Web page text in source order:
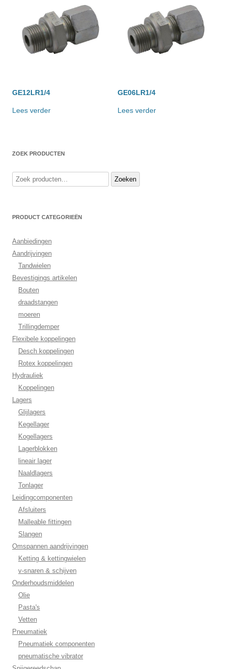
GE12LR1/4
Lees verder
GE06LR1/4
Lees verder
ZOEK PRODUCTEN
Zoeken
naar:
Zoeken
PRODUCT CATEGORIEËN
Aanbiedingen
Aandrijvingen
Tandwielen
Bevestigings artikelen
Bouten
draadstangen
moeren
Trillingdemper
Flexibele koppelingen
Desch koppelingen
Rotex koppelingen
Hydrauliek
Koppelingen
Lagers
Glijlagers
Kegellager
Kogellagers
Lagerblokken
lineair lager
Naaldlagers
Tonlager
Leidingcomponenten
Afsluiters
Malleable fittingen
Slangen
Omspannen aandrijvingen
Ketting & kettingwielen
v-snaren & schijven
Onderhoudsmiddelen
Olie
Pasta's
Vetten
Pneumatiek
Pneumatiek componenten
pneumatische vibrator